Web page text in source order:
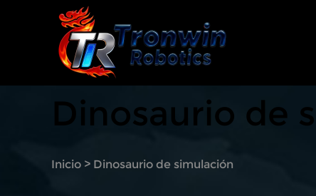
Dinosaurio de
Inicio > Dinosaurio de simulación